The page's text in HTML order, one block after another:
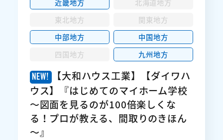
近畿地方
北海道地方
東北地方
関東地方
中部地方
中国地方
四国地方
九州地方
【大和ハウス工業】【ダイワハ
ウス】『はじめてのマイホーム学校
～図面を見るのが100倍楽しくな
る！プロが教える、間取りのきほん
～』